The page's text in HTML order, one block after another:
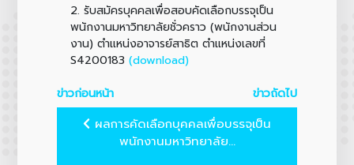
2. รับสมัครบุคคลเพื่อสอบคัดเลือกบรรจุเป็น
พนักงานมหาวิทยาลัยชั่วคราว (พนักงานส่วน
งาน) ตำแหน่งอาจารย์สาธิต ตำแหน่งเลขที่
S4200183 (download)
ข่าวก่อนหน้า
ข่าวถัดไป
ผลการคัดเลือกบุคคลเพื่อบรรจุเป็น
พนักงานมหาวิทยาลัย...